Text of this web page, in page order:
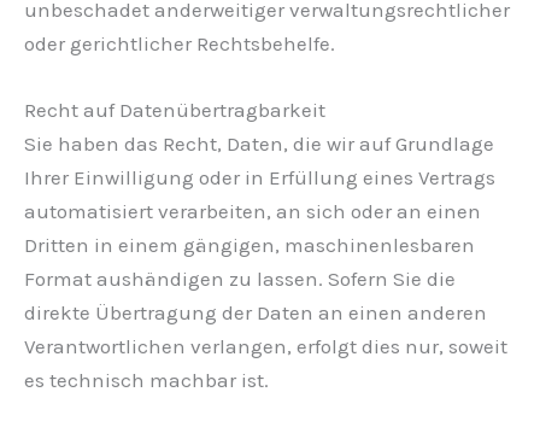
unbeschadet anderweitiger verwaltungsrechtlicher
oder gerichtlicher Rechtsbehelfe.
Recht auf Daten­übertrag­barkeit
Sie haben das Recht, Daten, die wir auf Grundlage
Ihrer Einwilligung oder in Erfüllung eines Vertrags
automatisiert verarbeiten, an sich oder an einen
Dritten in einem gängigen, maschinenlesbaren
Format aushändigen zu lassen. Sofern Sie die
direkte Übertragung der Daten an einen anderen
Verantwortlichen verlangen, erfolgt dies nur, soweit
es technisch machbar ist.